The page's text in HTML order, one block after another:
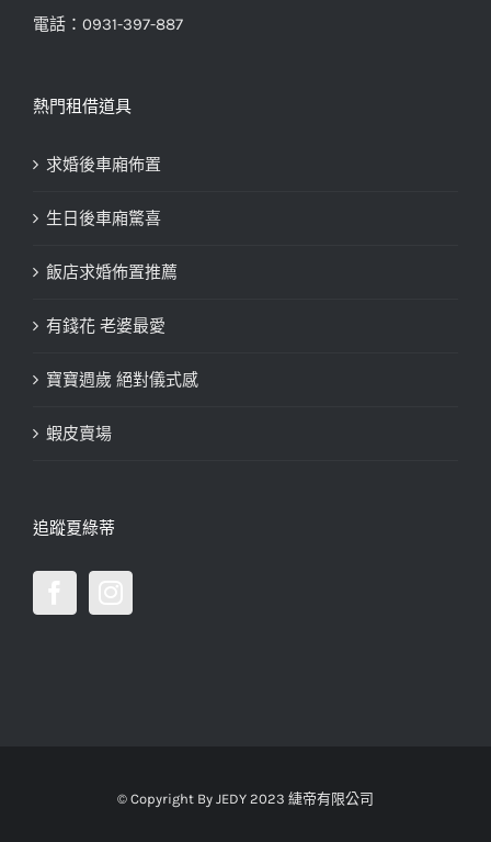
電話：0931-397-887
熱門租借道具
求婚後車廂佈置
生日後車廂驚喜
飯店求婚佈置推薦
有錢花 老婆最愛
寶寶週歲 絕對儀式感
蝦皮賣場
追蹤夏綠蒂
© Copyright By JEDY 2023 緁帝有限公司